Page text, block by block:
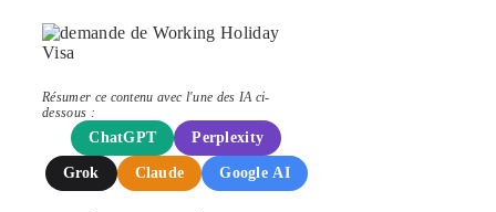
Résumer ce contenu avec l'une des IA ci-
dessous :
ChatGPT Perplexity
Grok Claude Google AI